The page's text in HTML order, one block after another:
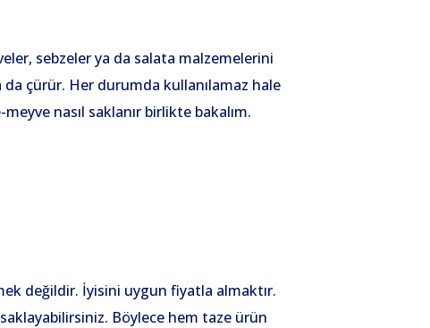
sebzeler ya da salata malzemelerini
çürür. Her durumda kullanılamaz hale
nasıl saklanır birlikte bakalım.
değildir. İyisini uygun fiyatla almaktır.
Böylece hem taze ürün